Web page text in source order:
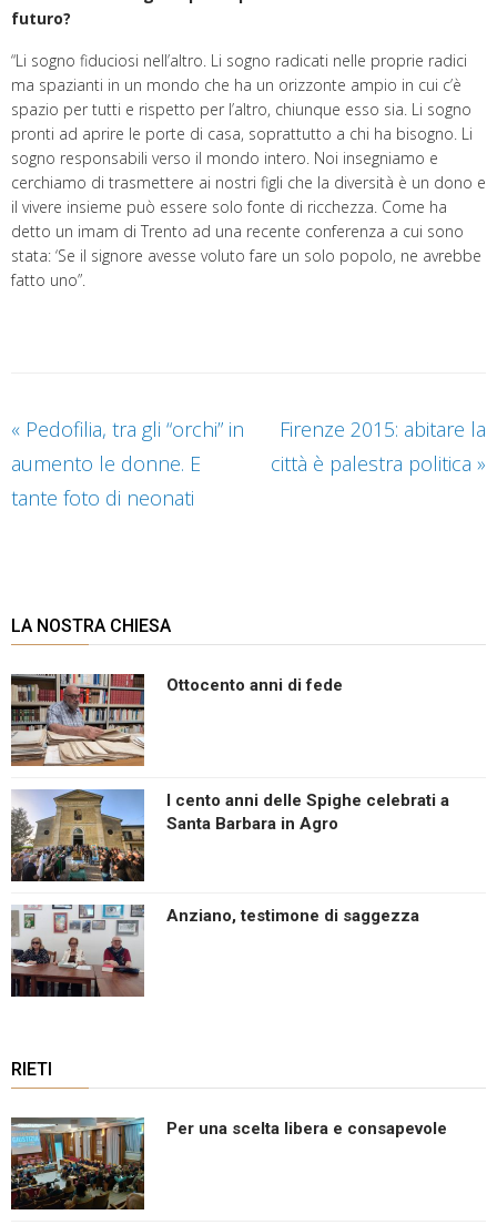
futuro?
“Li sogno fiduciosi nell’altro. Li sogno radicati nelle proprie radici
ma spazianti in un mondo che ha un orizzonte ampio in cui c’è
spazio per tutti e rispetto per l’altro, chiunque esso sia. Li sogno
pronti ad aprire le porte di casa, soprattutto a chi ha bisogno. Li
sogno responsabili verso il mondo intero. Noi insegniamo e
cerchiamo di trasmettere ai nostri figli che la diversità è un dono e
il vivere insieme può essere solo fonte di ricchezza. Come ha
detto un imam di Trento ad una recente conferenza a cui sono
stata: ‘Se il signore avesse voluto fare un solo popolo, ne avrebbe
fatto uno”.
« Pedofilia, tra gli “orchi” in
aumento le donne. E
tante foto di neonati
Firenze 2015: abitare la
città è palestra politica »
LA NOSTRA CHIESA
Ottocento anni di fede
I cento anni delle Spighe celebrati a
Santa Barbara in Agro
Anziano, testimone di saggezza
RIETI
Per una scelta libera e consapevole